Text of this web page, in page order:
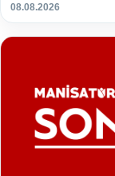
08.08.2026